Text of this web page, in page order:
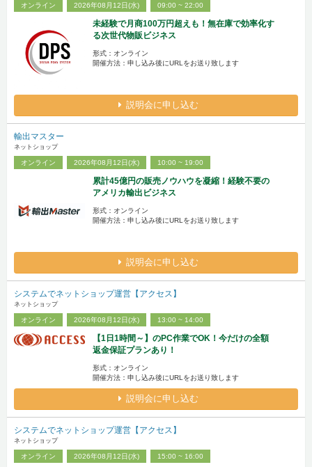
オンライン 2026年08月12日(水) 09:00 ~ 22:00
未経験で月商100万円超えも！無在庫で効率化す
る次世代物販ビジネス
形式：オンライン
開催方法：申し込み後にURLをお送り致します
説明会に申し込む
輸出マスター
ネットショップ
オンライン 2026年08月12日(水) 10:00 ~ 19:00
累計45億円の販売ノウハウを凝縮！経験不要の
アメリカ輸出ビジネス
形式：オンライン
開催方法：申し込み後にURLをお送り致します
説明会に申し込む
システムでネットショップ運営【アクセス】
ネットショップ
オンライン 2026年08月12日(水) 13:00 ~ 14:00
【1日1時間～】のPC作業でOK！今だけの全額
返金保証プランあり！
形式：オンライン
開催方法：申し込み後にURLをお送り致します
説明会に申し込む
システムでネットショップ運営【アクセス】
ネットショップ
オンライン 2026年08月12日(水) 15:00 ~ 16:00